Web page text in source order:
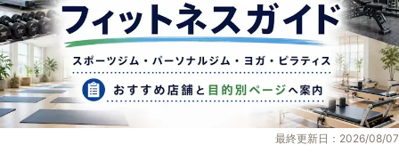
最終更新日：2026/08/07